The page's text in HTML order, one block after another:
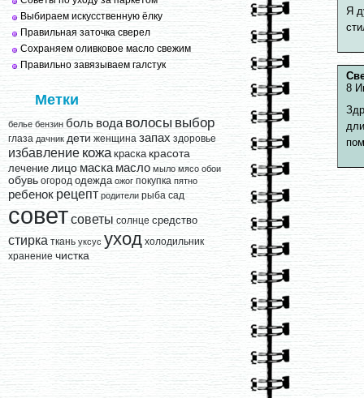
Выбираем искусственную ёлку
Правильная заточка сверел
Сохраняем оливковое масло свежим
Правильно завязываем галстук
Метки
белье бензин боль вода волосы выбор
глаза дачник дети женщина запах здоровье
избавление кожа краска красота
лечение лицо маска масло мыло мясо обои
обувь огород одежда ожог покупка пятно
ребенок рецепт родители рыба сад
советсоветы солнце средство
стирка ткань уксус уход холодильник
хранение чистка
Я
8